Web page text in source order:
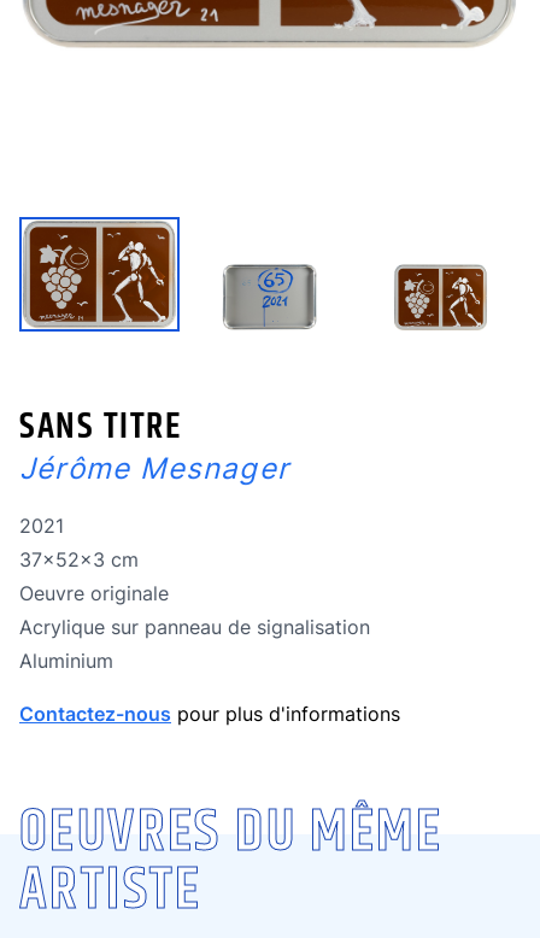
SANS TITRE
Jérôme Mesnager
Année de réalisation
2021
Dimensions
37x52x3 cm
Oeuvre originale
Oeuvre originale
Technique
Acrylique sur panneau de signalisation
Technique
Aluminium
Contactez-nous pour plus d'informations
OEUVRES DU MÊME
ARTISTE